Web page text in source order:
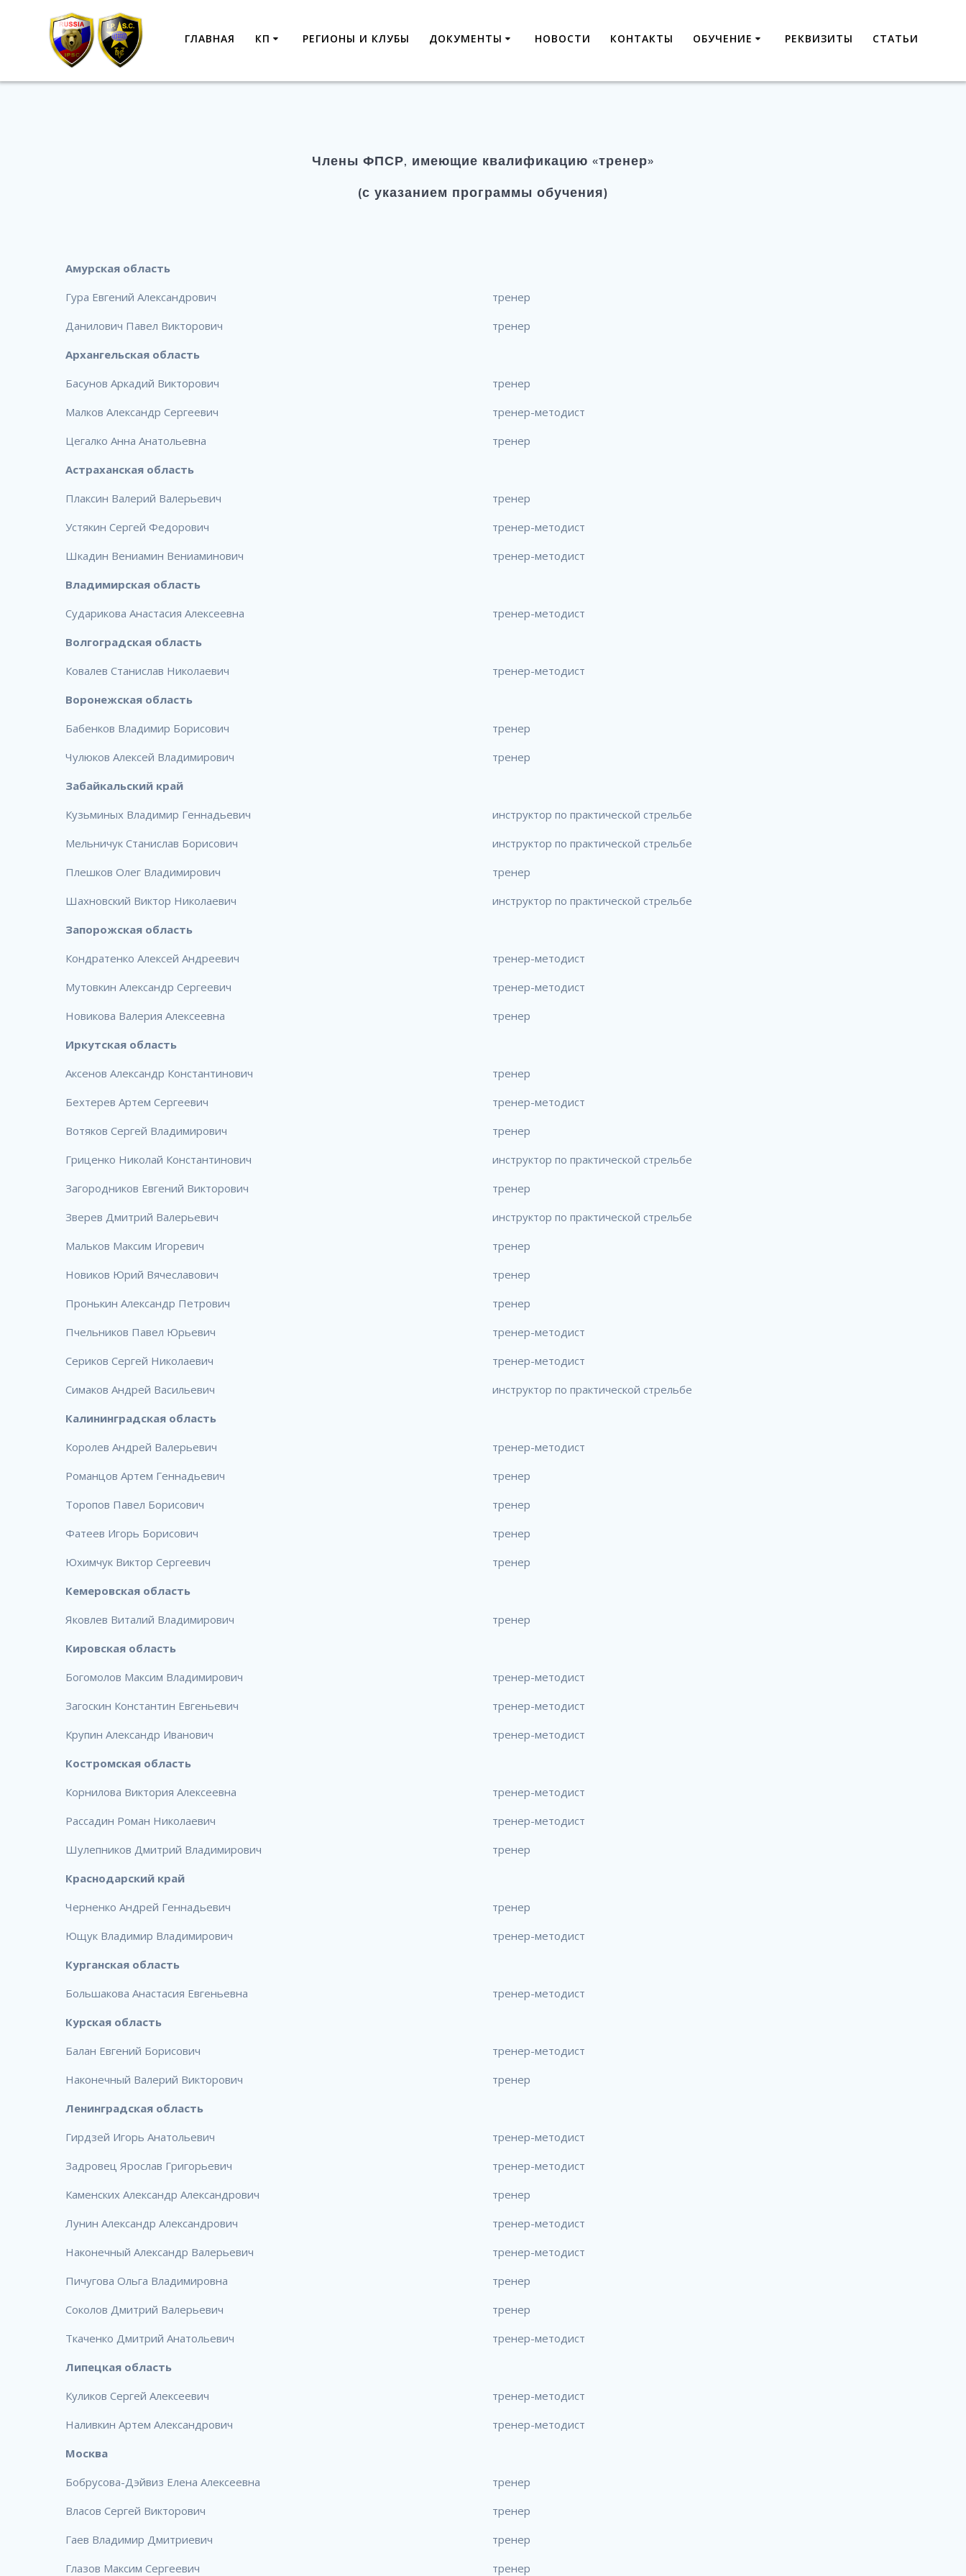
контенту
ГЛАВНАЯ КП РЕГИОНЫ И КЛУБЫ ДОКУМЕНТЫ НОВОСТИ КОНТАКТЫ ОБУЧЕНИЕ РЕКВИЗИТЫ СТАТЬИ
Члены ФПСР, имеющие квалификацию «тренер»
(с указанием программы обучения)
Амурская область
Гура Евгений Александрович
тренер
Данилович Павел Викторович
тренер
Архангельская область
Басунов Аркадий Викторович
тренер
Малков Александр Сергеевич
тренер-методист
Цегалко Анна Анатольевна
тренер
Астраханская область
Плаксин Валерий Валерьевич
тренер
Устякин Сергей Федорович
тренер-методист
Шкадин Вениамин Вениаминович
тренер-методист
Владимирская область
Сударикова Анастасия Алексеевна
тренер-методист
Волгоградская область
Ковалев Станислав Николаевич
тренер-методист
Воронежская область
Бабенков Владимир Борисович
тренер
Чулюков Алексей Владимирович
тренер
Забайкальский край
Кузьминых Владимир Геннадьевич
инструктор по практической стрельбе
Мельничук Станислав Борисович
инструктор по практической стрельбе
Плешков Олег Владимирович
тренер
Шахновский Виктор Николаевич
инструктор по практической стрельбе
Запорожская область
Кондратенко Алексей Андреевич
тренер-методист
Мутовкин Александр Сергеевич
тренер-методист
Новикова Валерия Алексеевна
тренер
Иркутская область
Аксенов Александр Константинович
тренер
Бехтерев Артем Сергеевич
тренер-методист
Вотяков Сергей Владимирович
тренер
Гриценко Николай Константинович
инструктор по практической стрельбе
Загородников Евгений Викторович
тренер
Зверев Дмитрий Валерьевич
инструктор по практической стрельбе
Мальков Максим Игоревич
тренер
Новиков Юрий Вячеславович
тренер
Пронькин Александр Петрович
тренер
Пчельников Павел Юрьевич
тренер-методист
Сериков Сергей Николаевич
тренер-методист
Симаков Андрей Васильевич
инструктор по практической стрельбе
Калининградская область
Королев Андрей Валерьевич
тренер-методист
Романцов Артем Геннадьевич
тренер
Торопов Павел Борисович
тренер
Фатеев Игорь Борисович
тренер
Юхимчук Виктор Сергеевич
тренер
Кемеровская область
Яковлев Виталий Владимирович
тренер
Кировская область
Богомолов Максим Владимирович
тренер-методист
Загоскин Константин Евгеньевич
тренер-методист
Крупин Александр Иванович
тренер-методист
Костромская область
Корнилова Виктория Алексеевна
тренер-методист
Рассадин Роман Николаевич
тренер-методист
Шулепников Дмитрий Владимирович
тренер
Краснодарский край
Черненко Андрей Геннадьевич
тренер
Ющук Владимир Владимирович
тренер-методист
Курганская область
Большакова Анастасия Евгеньевна
тренер-методист
Курская область
Балан Евгений Борисович
тренер-методист
Наконечный Валерий Викторович
тренер
Ленинградская область
Гирдзей Игорь Анатольевич
тренер-методист
Задровец Ярослав Григорьевич
тренер-методист
Каменских Александр Александрович
тренер
Лунин Александр Александрович
тренер-методист
Наконечный Александр Валерьевич
тренер-методист
Пичугова Ольга Владимировна
тренер
Соколов Дмитрий Валерьевич
тренер
Ткаченко Дмитрий Анатольевич
тренер-методист
Липецкая область
Куликов Сергей Алексеевич
тренер-методист
Наливкин Артем Александрович
тренер-методист
Москва
Бобрусова-Дэйвиз Елена Алексеевна
тренер
Власов Сергей Викторович
тренер
Гаев Владимир Дмитриевич
тренер
Глазов Максим Сергеевич
тренер